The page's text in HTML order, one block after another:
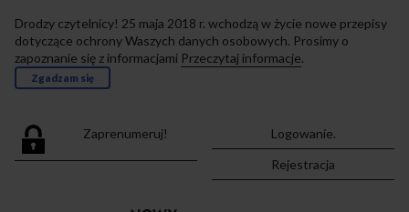
Drodzy czytelnicy! 25 maja 2018 r. wchodzą w życie nowe przepisy
dotyczące ochrony Waszych danych osobowych. Prosimy o
zapoznanie się z informacjami Przeczytaj informacje.
Zgadzam się
Zaprenumeruj!
Logowanie.
Rejestracja